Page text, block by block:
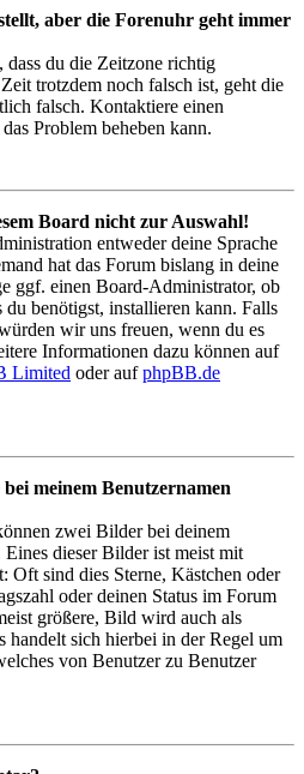
aber die Forenuhr geht immer
dass du die Zeitzone richtig
trotzdem noch falsch ist, geht die
falsch. Kontaktiere einen
Problem beheben kann.
Board nicht zur Auswahl!
entweder deine Sprache
hat das Forum bislang in deine
ggf. einen Board-Administrator, ob
du benötigst, installieren kann. Falls
wir uns freuen, wenn du es
Informationen dazu können auf
Limited oder aufphpBB.de
meinem Benutzernamen
zwei Bilder bei deinem
Eines dieser Bilder ist meist mit
Oft sind dies Sterne, Kästchen oder
oder deinen Status im Forum
größere, Bild wird auch als
handelt sich hierbei in der Regel um
von Benutzer zu Benutzer